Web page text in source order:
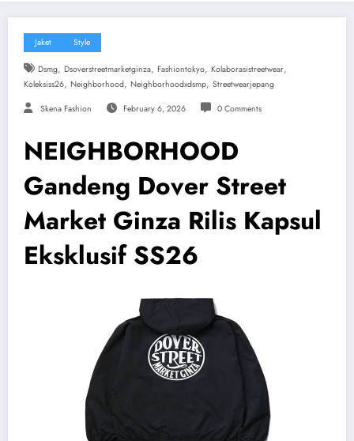
Jaket Style
Dsmg, Dsoverstreetmarketginza, Fashiontokyo, Kolaborasistreetwear,
Koleksiss26, Neighborhood, Neighborhoodxdsmp, Streetwearjepang
Skena Fashion February 6, 2026 0 Comments
NEIGHBORHOOD
Gandeng Dover Street
Market Ginza Rilis Kapsul
Eksklusif SS26